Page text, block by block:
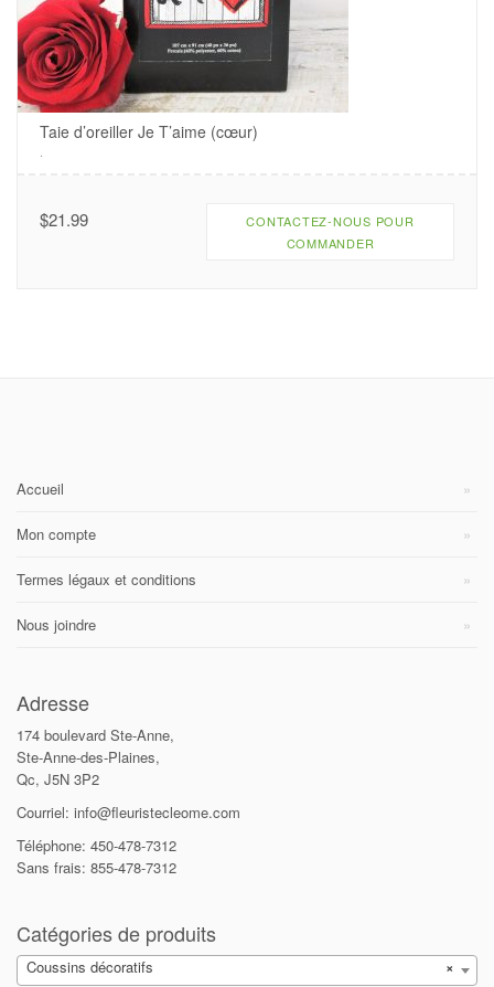
Taie d’oreiller Je T’aime (cœur)
$21.99
CONTACTEZ-NOUS POUR
COMMANDER
Accueil
Mon compte
Termes légaux et conditions
Nous joindre
Adresse
174 boulevard Ste-Anne,
Ste-Anne-des-Plaines,
Qc, J5N 3P2
Courriel: info@fleuristecleome.com
Téléphone: 450-478-7312
Sans frais: 855-478-7312
Catégories de produits
×
Coussins décoratifs